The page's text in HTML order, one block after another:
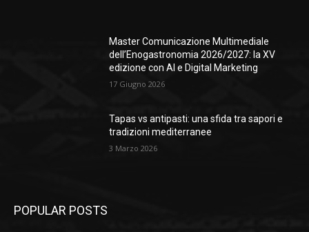
Master Comunicazione Multimediale
dell’Enogastronomia 2026/2027: la XV
edizione con AI e Digital Marketing
17 Giugno 2026
Tapas vs antipasti: una sfida tra sapori e
tradizioni mediterranee
3 Marzo 2026
POPULAR POSTS